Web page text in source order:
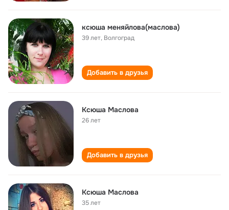
ксюша меняйлова(маслова)
39 лет, Волгоград
Добавить в друзья
Ксюша Маслова
26 лет
Добавить в друзья
Ксюша Маслова
35 лет